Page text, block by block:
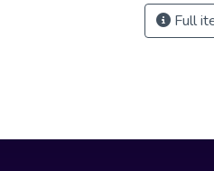
Full